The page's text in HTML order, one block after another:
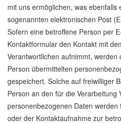
mit uns ermöglichen, was
sogenannten elektronischen Post
Sofern eine betroffene Person per
Kontaktformular den Kontakt mit
Verantwortlichen aufnimmt, werden
Person übermittelten
gespeichert. Solche auf freiwilliger
Person an den für die Verarbeitung
personenbezogenen Daten
oder der Kontaktaufnahme zur